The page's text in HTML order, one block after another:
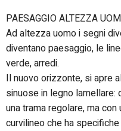
PAESAGGIO ALTEZZA
Ad altezza uomo i segni
diventano paesaggio, le
verde, arredi.
Il nuovo orizzonte, si apre
sinuose in legno
una trama regolare, ma
curvilineo che ha